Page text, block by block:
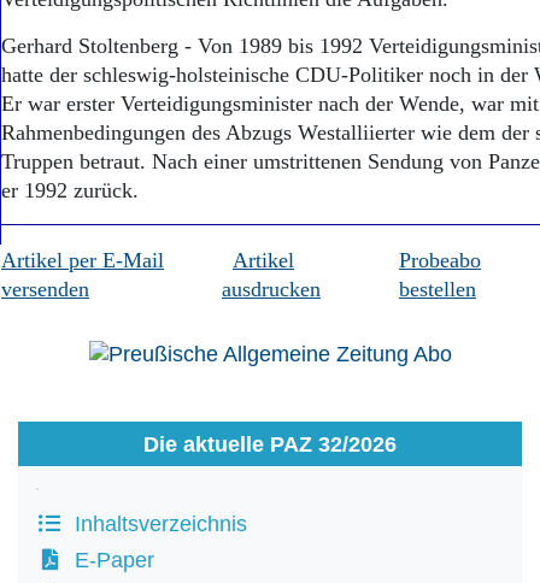
Gerhard Stoltenberg - Von 1989 bis 1992
hatte der schleswig-holsteinische CDU-Politiker noch in der
Er war erster Verteidigungsminister nach der Wende, war
Rahmenbedingungen des Abzugs Westalliierter wie dem der
Truppen betraut. Nach einer umstrittenen Sendung von
er 1992 zurück.
Artikel per E-Mail
versenden
Artikel
ausdrucken
Probeabo
bestellen
Die aktuelle PAZ 32/2026
Inhaltsverzeichnis
E-Paper